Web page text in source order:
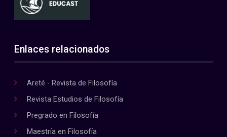
Enlaces relacionados
Areté - Revista de Filosofía
Revista Estudios de Filosofía
Pregrado en Filosofía
Maestría en Filosofía